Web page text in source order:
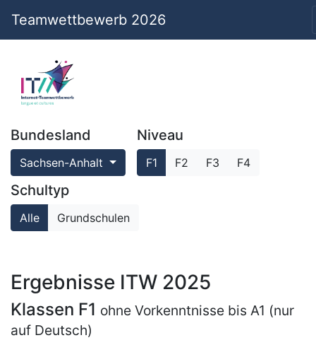
Teamwettbewerb 2026
Bundesland
Sachsen-Anhalt
Niveau
F1 F2 F3 F4
Schultyp
Alle Grundschulen
Ergebnisse ITW 2025
Klassen F1 ohne Vorkenntnisse bis A1 (nur
auf Deutsch)